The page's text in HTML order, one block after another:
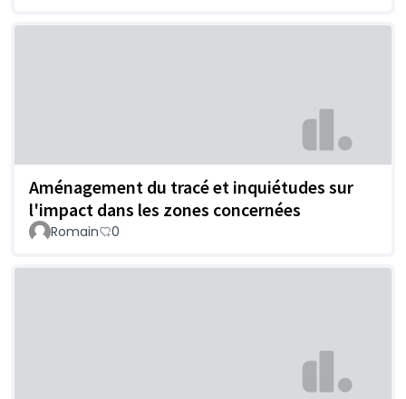
Aménagement du tracé et inquiétudes sur
l'impact dans les zones concernées
Romain 0